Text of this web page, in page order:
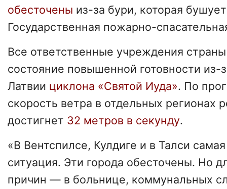
обесточены из-за бури, которая
Государственная пожарно-
Все ответственные учреждения
состояние повышенной готовности из-
Латвии циклона «Святой Иуда». По
скорость ветра в отдельных регионах
достигнет 32 метров в секунду.
«В Вентспилсе, Кулдиге и в Талси
ситуация. Эти города обесточены. Но
причин — в больнице, коммунальных